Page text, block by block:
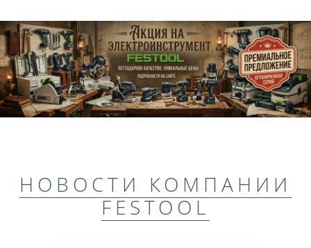
НОВОСТИ КОМПАНИИ
FESTOOL